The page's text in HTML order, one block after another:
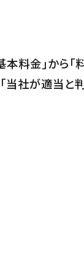
金」から「
社が適当と